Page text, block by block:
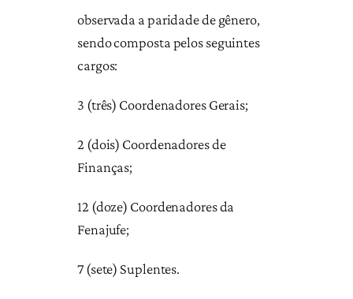
observada a paridade de gênero,
sendo composta pelos seguintes
cargos:
3 (três) Coordenadores Gerais;
2 (dois) Coordenadores de
Finanças;
12 (doze) Coordenadores da
Fenajufe;
7 (sete) Suplentes.